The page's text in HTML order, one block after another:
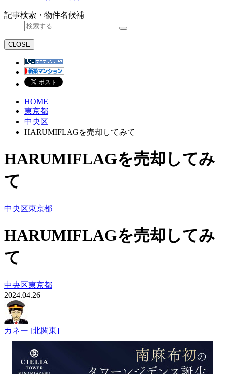
記事検索・物件名候補
CLOSE
HOME
東京都
中央区
HARUMIFLAGを売却してみて
HARUMIFLAGを売却してみ
て
中央区東京都
HARUMIFLAGを売却してみ
て
中央区東京都
2024.04.26
カネー [北関東]